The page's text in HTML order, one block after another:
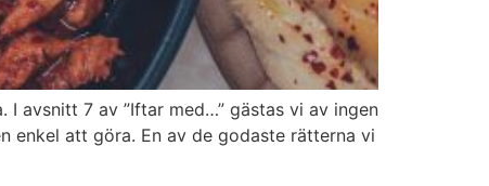
avsnitt 7 av ”Iftar med…” gästas vi av ingen
enkel att göra. En av de godaste rätterna vi